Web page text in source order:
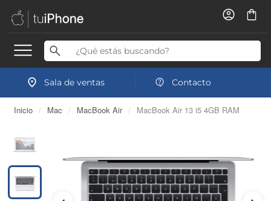
Sala de ventas Contacto
Inicio / Mac / MacBook Air / MacBook Air 13 i5 4GB RAM